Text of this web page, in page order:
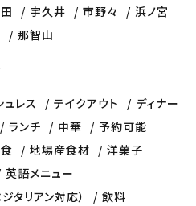
宇久井 市野々
浜ノ宮
那智山
ュレス テイクアウト
ディナー
ランチ 中華
予約可能
地場産食材
洋菓子
英語メニュー
タリアン対応）
飲料